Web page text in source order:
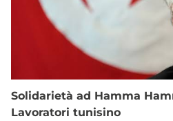
Solidarietà ad Hamma
Lavoratori tunisino